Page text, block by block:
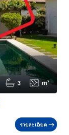
3 m²
รายละเอียด